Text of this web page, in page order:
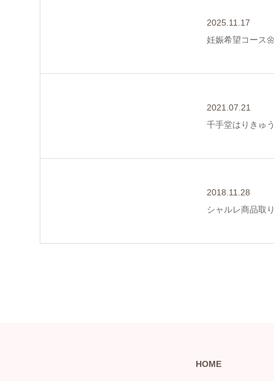
2025.11.17
妊娠希望コース
2021.07.21
千手堂はりきゅ
2018.11.28
シャルレ商品取
HOME